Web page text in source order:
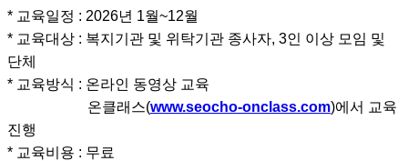
* 교육일정 : 2026년 1월~12월
* 교육대상 : 복지기관 및 위탁기관 종사자, 3인 이상 모임 및
단체
* 교육방식 : 온라인 동영상 교육
온클래스(www.seocho-onclass.com)에서 교육
진행
* 교육비용 : 무료